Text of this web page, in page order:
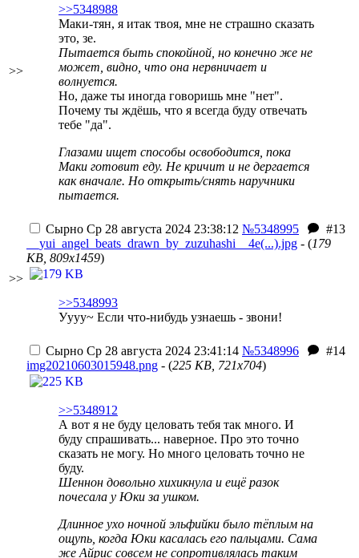
>>
>>5348988
Маки-тян, я итак твоя, мне не страшно сказать
это, зе.
Пытается быть спокойной, но конечно же не
может, видно, что она нервничает и
волнуется.
Но, даже ты иногда говоришь мне "нет".
Почему ты ждёшь, что я всегда буду отвечать
тебе "да".
Глазами ищет способы освободится, пока
Маки готовит еду. Не кричит и не дергается
как вначале. Но открыть/снять наручники
пытается.
>>
Сырно Ср 28 августа 2024 23:38:12 №5348995
#13
__yui_angel_beats_drawn_by_zuzuhashi__4e(...).jpg - (179
KB, 809x1459)
>>5348993
Уууу~ Если что-нибудь узнаешь - звони!
Сырно Ср 28 августа 2024 23:41:14 №5348996
#14
img20210603015948.png - (225 KB, 721x704)
>>5348912
А вот я не буду целовать тебя так много. И
буду спрашивать... наверное. Про это точно
сказать не могу. Но много целовать точно не
буду.
Шеннон довольно хихикнула и ещё разок
почесала у Юки за ушком.
Длинное ухо ночной эльфийки было тёплым на
ощупь, когда Юки касалась его пальцами. Сама
же Айрис совсем не сопротивлялась таким